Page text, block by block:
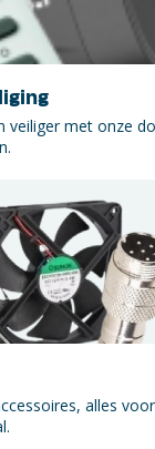
veiliger met onze
alles